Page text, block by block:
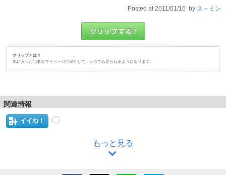
Posted at 2011/01/16 by ス～ミン
クリップとは？
気に入った記事をマイページに保存して、いつでも見られるようになります。
関連情報
イイね！
もっと見る